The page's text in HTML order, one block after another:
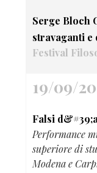
Serge Bloch
stravaganti e
Festival
19/09/
Falsi
Performance
superiore di
Modena e